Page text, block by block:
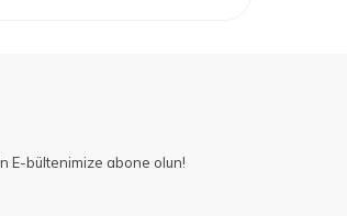
E-bültenimize abone olun!